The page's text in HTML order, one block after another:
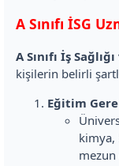
A Sınıfı İSG
A Sınıfı İş
kişilerin belirli
Eğitim
mezun